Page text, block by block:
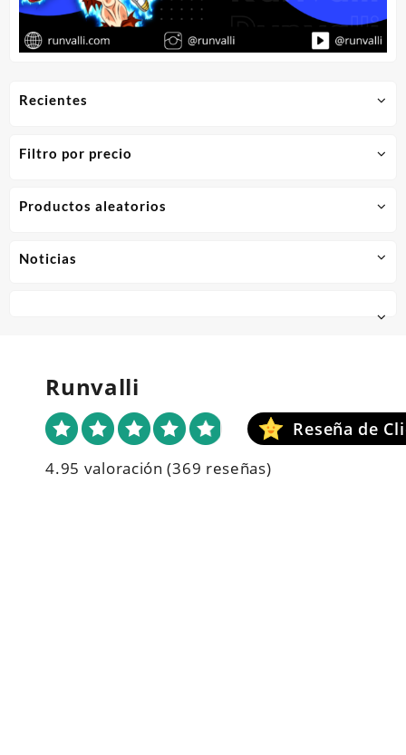
Recientes
Filtro por precio
Productos aleatorios
Noticias
Runvalli
4.95 valoración (369 reseñas)